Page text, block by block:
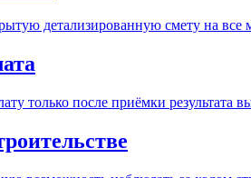
детализированную смету на все
только после приёмки результата